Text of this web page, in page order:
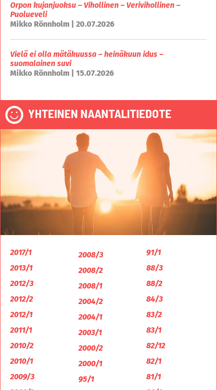
Orpon kujanjuoksu – Vihollinen – Verivihollinen –
Puolueveli
Mikko Rönnholm | 20.07.2026
Vielä ei olla mätäkuussa – heinäkuun idus –
suomalainen suvi
Mikko Rönnholm | 15.07.2026
YHTEINEN NAANTALITIEDOTE
2017/1
2013/1
2012/3
2012/2
2012/1
2011/1
2010/2
2010/1
2009/3
2008/3
2008/2
2008/1
2004/2
2004/1
2003/1
2000/2
2000/1
95/1
91/1
88/3
88/2
84/3
83/2
83/1
82/12
82/1
81/1